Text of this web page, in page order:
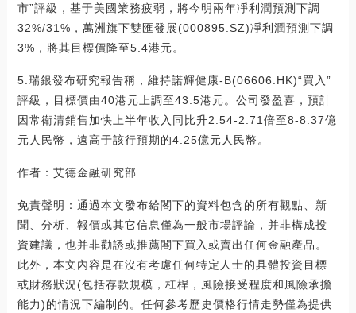
市”評級，基于美國業務疲弱，將今明兩年凈利潤預測下調
32%/31%，萬洲旗下雙匯發展(000895.SZ)凈利潤預測下調
3%，將其目標價降至5.4港元。
5.瑞銀發布研究報告稱，維持諾輝健康-B(06606.HK)“買入”
評級，目標價由40港元上調至43.5港元。公司發盈喜，預計
因常衛清銷售加快上半年收入同比升2.54-2.71倍至8-8.37億
元人民幣，遠高于該行預期的4.25億元人民幣。
作者：艾德金融研究部
免責聲明：通過本文發布給閣下的資料包含的所有觀點、新
聞、分析、報價或其它信息僅為一般市場評論，并非構成投
資建議，也并非勸誘或推薦閣下買入或賣出任何金融產品。
此外，本文內容是在沒有考慮任何特定人士的具體投資目標
或財務狀況(包括存款規模，杠桿，風險接受程度和風險承擔
能力)的情況下編制的。任何參考歷史價格行情走勢僅為提供